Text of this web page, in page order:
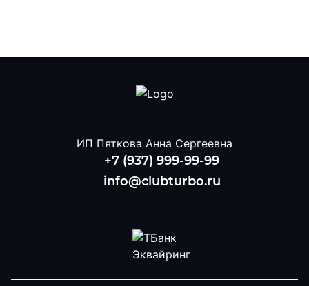
ИП Пяткова Анна Сергеевна
+7 (937) 999-99-99
info@clubturbo.ru